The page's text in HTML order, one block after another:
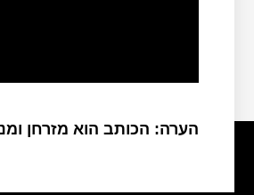
הערה: הכותב הוא מזרחן